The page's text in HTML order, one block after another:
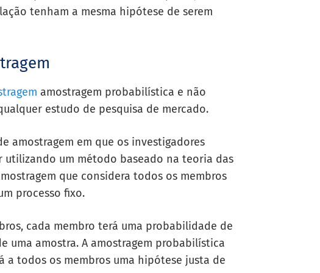
tenham a mesma hipótese de serem
amostragem probabilística e não
estudo de pesquisa de mercado.
amostragem em que os investigadores
utilizando um método baseado na teoria das
que considera todos os membros
processo fixo.
cada membro terá uma probabilidade de
uma amostra. A amostragem probabilística
a todos os membros uma hipótese justa de